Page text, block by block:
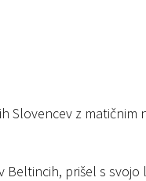
Slovencev z matičnim
Beltincih, prišel s svojo